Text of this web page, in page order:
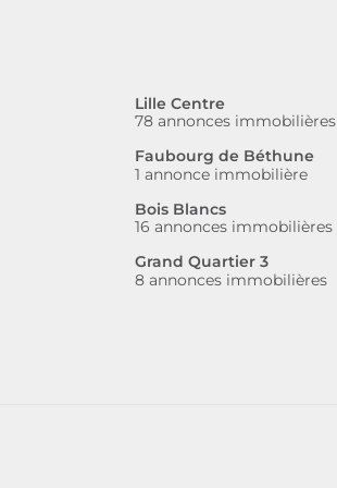
Lille Centre
78 annonces immobilières
Faubourg de Béthune
1 annonce immobilière
Bois Blancs
16 annonces immobilières
Grand Quartier 3
8 annonces immobilières